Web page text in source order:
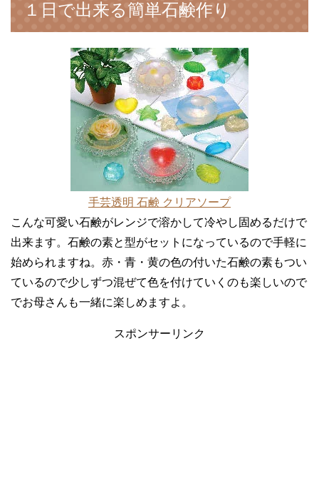
１日で出来る簡単石鹸作り
手芸透明 石鹸 クリアソープ
こんな可愛い石鹸がレンジで溶かして冷やし固めるだけで
出来ます。石鹸の素と型がセットになっているので手軽に
始められますね。赤・青・黄の色の付いた石鹸の素もつい
ているので少しずつ混ぜて色を付けていくのも楽しいので
でお母さんも一緒に楽しめますよ。
スポンサーリンク